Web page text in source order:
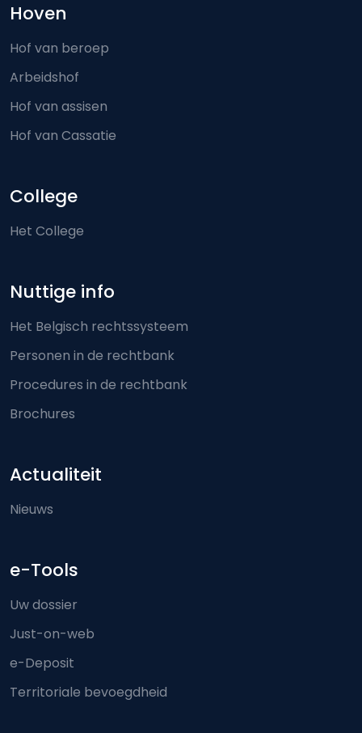
Hoven
Hof van beroep
Arbeidshof
Hof van assisen
Hof van Cassatie
College
Het College
Nuttige info
Het Belgisch rechtssysteem
Personen in de rechtbank
Procedures in de rechtbank
Brochures
Actualiteit
Nieuws
e-Tools
Uw dossier
Just-on-web
e-Deposit
Territoriale bevoegdheid